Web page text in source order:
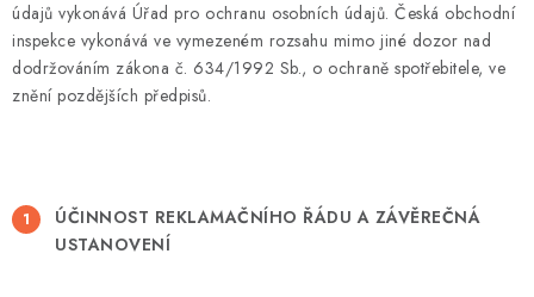
údajů vykonává Úřad pro ochranu osobních údajů. Česká obchodní
inspekce vykonává ve vymezeném rozsahu mimo jiné dozor nad
dodržováním zákona č. 634/1992 Sb., o ochraně spotřebitele, ve
znění pozdějších předpisů.
ÚČINNOST REKLAMAČNÍHO ŘÁDU A ZÁVĚREČNÁ
USTANOVENÍ